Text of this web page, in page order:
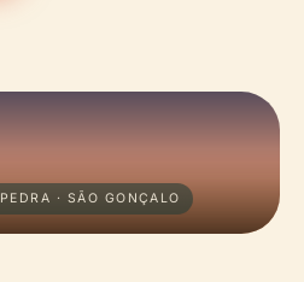
· SÃO GONÇALO